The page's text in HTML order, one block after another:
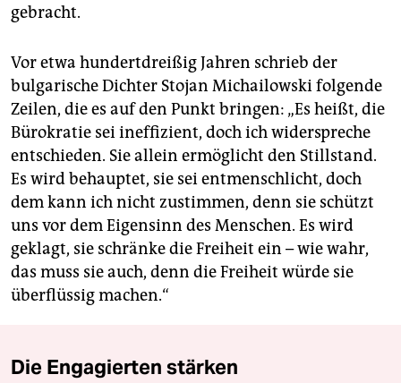
gebracht.
Vor etwa hundertdreißig Jahren schrieb der
bulgarische Dichter Stojan Michailowski folgende
Zeilen, die es auf den Punkt bringen: „Es heißt, die
Bürokratie sei ineffizient, doch ich widerspreche
entschieden. Sie allein ermöglicht den Stillstand.
Es wird behauptet, sie sei entmenschlicht, doch
dem kann ich nicht zustimmen, denn sie schützt
uns vor dem Eigensinn des Menschen. Es wird
geklagt, sie schränke die Freiheit ein – wie wahr,
das muss sie auch, denn die Freiheit würde sie
überflüssig machen.“
Die Engagierten stärken